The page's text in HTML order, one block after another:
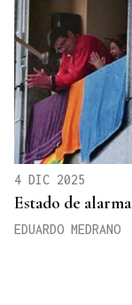
4 DIC 2025
Estado de alarma
EDUARDO MEDRANO